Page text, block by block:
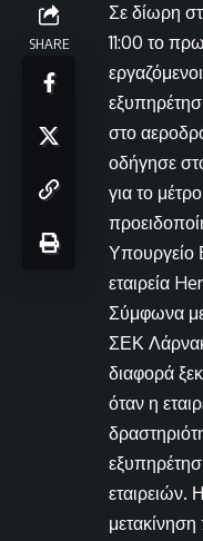
SHARE
Σε δίωρη
11:00 το
στο
οδήγησε
για το
Υπουργείο
εταιρεία
Σύμφωνα με
ΣΕΚ
διαφορά
όταν η
εταιρειών.